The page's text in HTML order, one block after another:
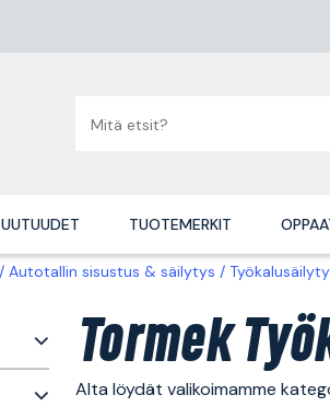
UUTUUDET TUOTEMERKIT
Autotallin sisustus & säilytys
Tormek
Alta löydät valikoimamme